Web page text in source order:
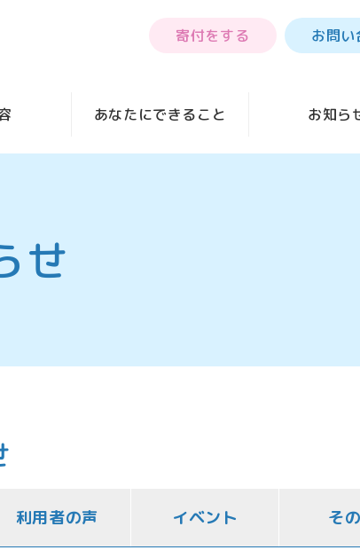
寄付をする お問い
あなたにできること お知ら
せ
利用者の声 イベント そ